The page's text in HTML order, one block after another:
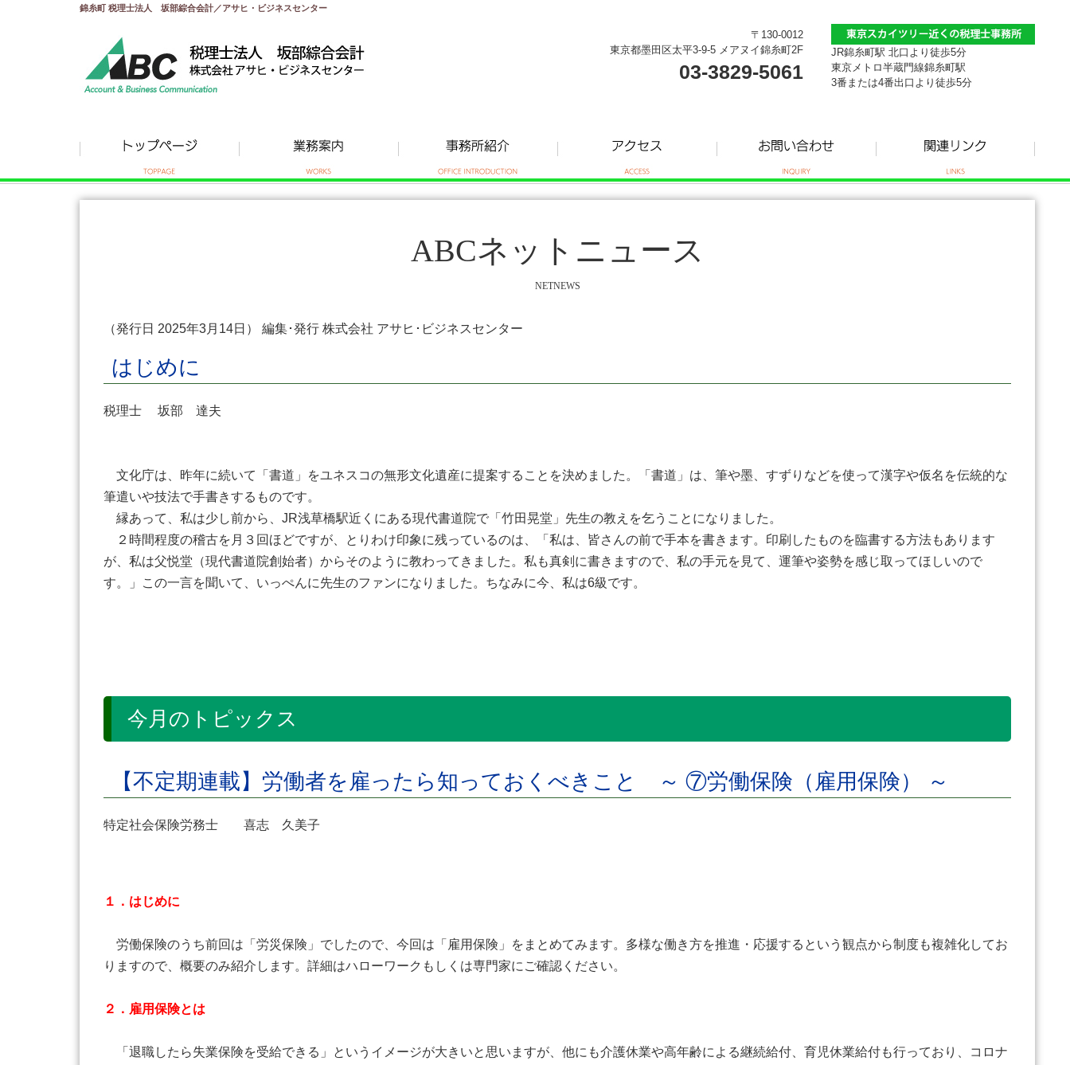
錦糸町 税理士法人 坂部綜合会計／アサヒ・ビジネスセンター
〒130-0012
東京都墨田区太平3-9-5 メアヌイ錦糸町2F
03-3829-5061
JR錦糸町駅 北口より徒歩5分
東京メトロ半蔵門線錦糸町駅
3番または4番出口より徒歩5分
ABCネットニュース
NETNEWS
（発行日 2025年3月14日） 編集･発行 株式会社 アサヒ･ビジネスセンター
はじめに
税理士 坂部 達夫
文化庁は、昨年に続いて「書道」をユネスコの無形文化遺産に提案することを決めました。「書道」は、筆や墨、すずりなどを使って漢字や仮名を伝統的な
筆遣いや技法で手書きするものです。
縁あって、私は少し前から、JR浅草橋駅近くにある現代書道院で「竹田晃堂」先生の教えを乞うことになりました。
２時間程度の稽古を月３回ほどですが、とりわけ印象に残っているのは、「私は、皆さんの前で手本を書きます。印刷したものを臨書する方法もあります
が、私は父悦堂（現代書道院創始者）からそのように教わってきました。私も真剣に書きますので、私の手元を見て、運筆や姿勢を感じ取ってほしいので
す。」この一言を聞いて、いっぺんに先生のファンになりました。ちなみに今、私は6級です。
今月のトピックス
【不定期連載】労働者を雇ったら知っておくべきこと ～ ⑦労働保険（雇用保険） ～
特定社会保険労務士 喜志 久美子
１．はじめに
労働保険のうち前回は「労災保険」でしたので、今回は「雇用保険」をまとめてみます。多様な働き方を推進・応援するという観点から制度も複雑化してお
りますので、概要のみ紹介します。詳細はハローワークもしくは専門家にご確認ください。
２．雇用保険とは
「退職したら失業保険を受給できる」というイメージが大きいと思いますが、他にも介護休業や高年齢による継続給付、育児休業給付も行っており、コロナ